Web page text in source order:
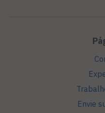
Envie